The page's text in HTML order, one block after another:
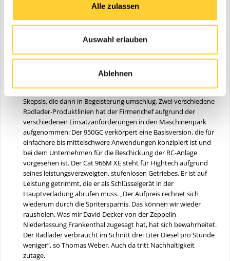
Alle zulassen
Auswahl erlauben
Ablehnen
Cat Kettenbagger 323 sowie ein Cat Minibagger 301.8. In Kürze
werden noch ein Cat Mobilbagger M318F und ein weiterer Cat
„Bevor wir neue Geräte anschaffen, lasse ich sie von den
Willen der Mitarbeiter durchzusetzen. Nur manchmal gibt es
eine Ausnahme, wenn ich von etwas wirklich überzeugt bin“, so
bekommen hat, ist so ein Beispiel. Diese stieß zuerst auf
Skepsis, die dann in Begeisterung umschlug. Zwei verschiedene
Radlader-Produktlinien hat der Firmenchef aufgrund der
verschiedenen Einsatzanforderungen in den Maschinenpark
aufgenommen: Der 950GC verkörpert eine Basisversion, die für
einfachere bis mittelschwere Anwendungen konzipiert ist und
bei dem Unternehmen für die Beschickung der RC-Anlage
vorgesehen ist. Der Cat 966M XE steht für Hightech aufgrund
seines leistungsverzweigten, stufenlosen Getriebes. Er ist auf
Leistung getrimmt, die er als Schlüsselgerät in der
Hauptverladung abrufen muss. „Der Aufpreis rechnet sich
wiederum durch die Spritersparnis. Das können wir wieder
rausholen. Was mir David Decker von der Zeppelin
Niederlassung Frankenthal zugesagt hat, hat sich bewahrheitet.
Der Radlader verbraucht im Schnitt drei Liter Diesel pro Stunde
weniger“, so Thomas Weber. Auch da tritt Nachhaltigkeit
zutage.